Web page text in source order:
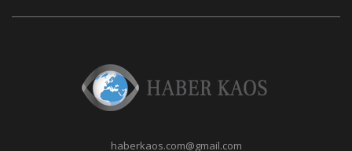
haberkaos.com@gmail.com